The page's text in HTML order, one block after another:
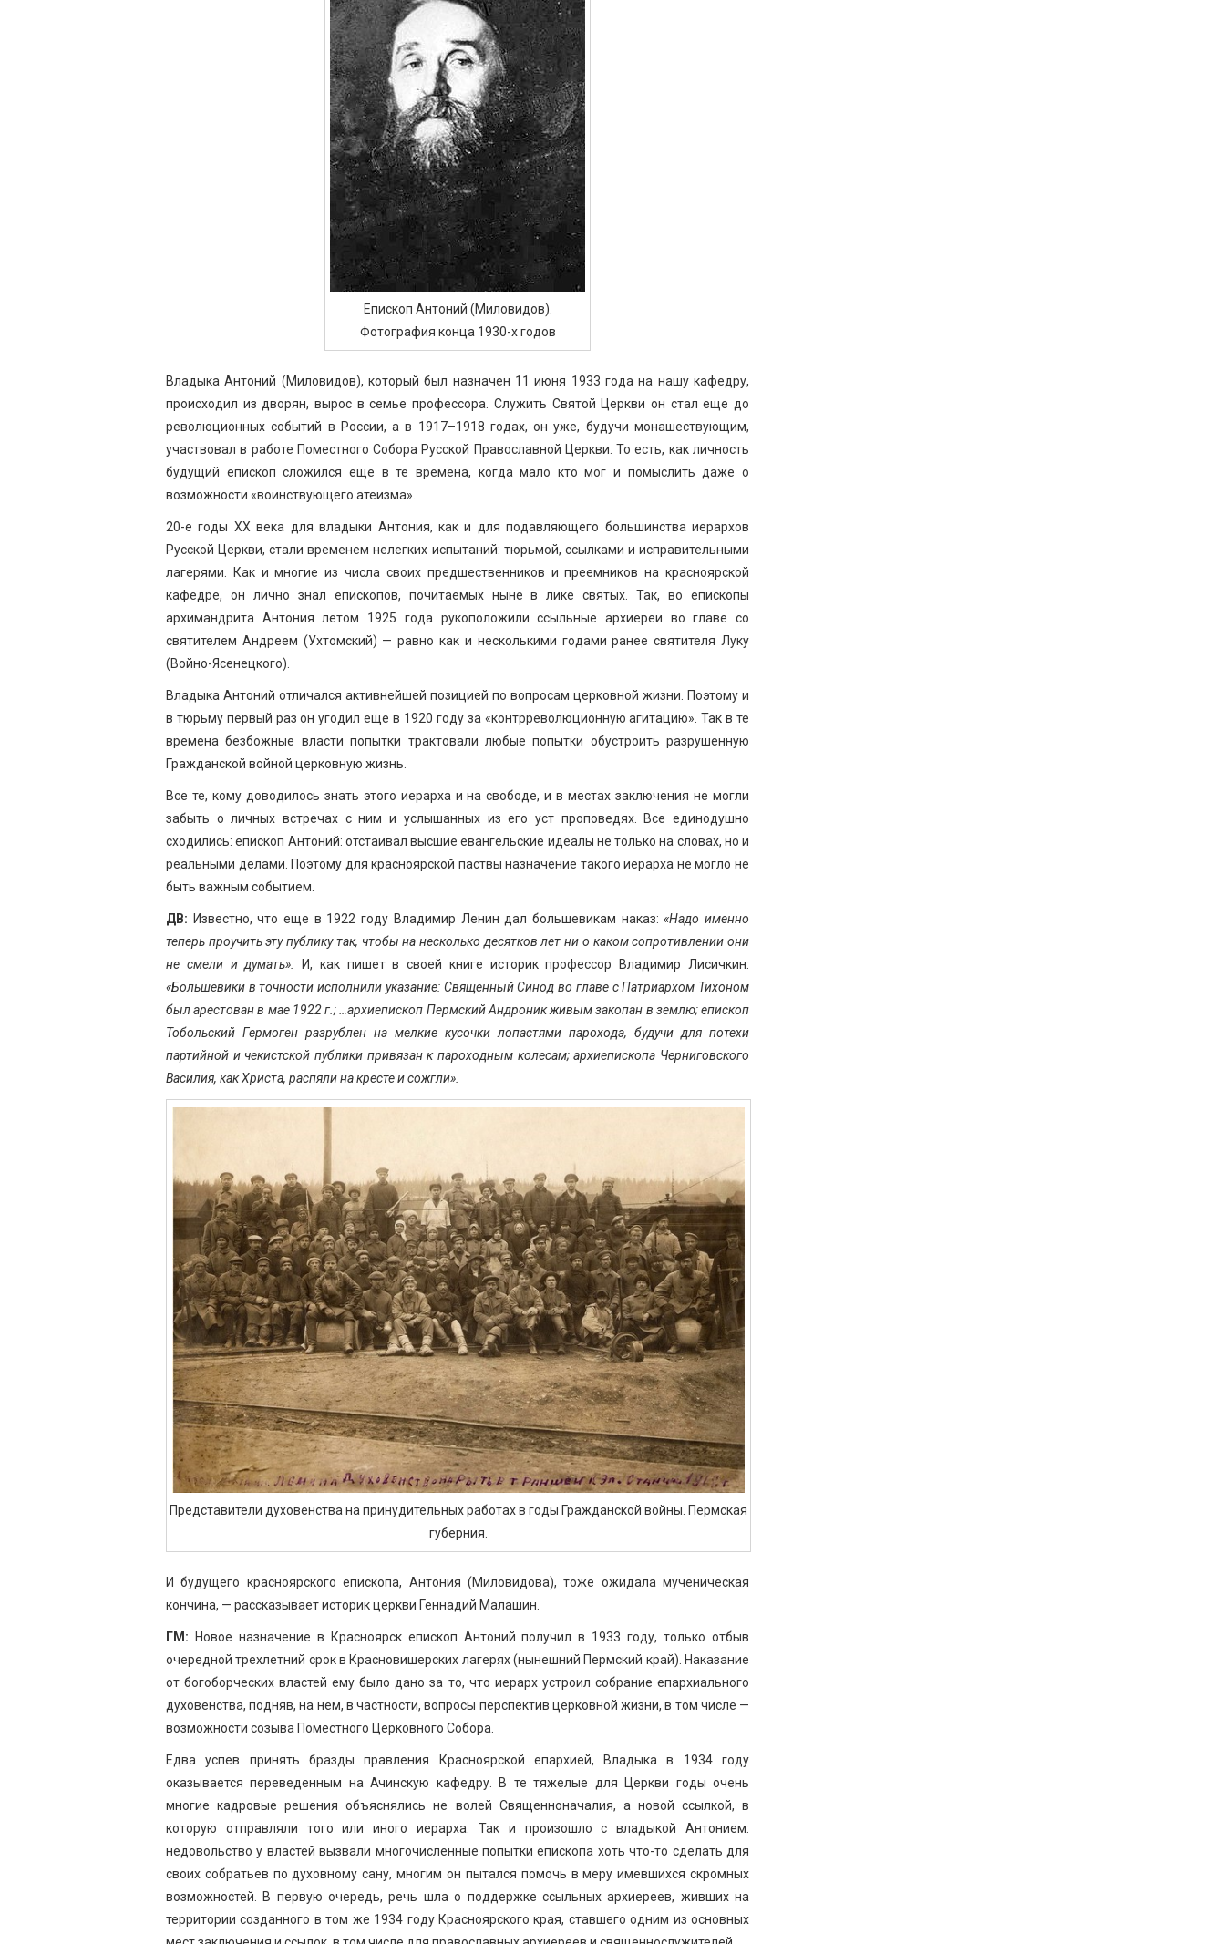
Епископ Антоний (Миловидов).
Фотография конца 1930-х годов
Владыка Антоний (Миловидов), который был назначен 11 июня 1933 года на нашу кафедру,
происходил из дворян, вырос в семье профессора. Служить Святой Церкви он стал еще до
революционных событий в России, а в 1917–1918 годах, он уже, будучи монашествующим,
участвовал в работе Поместного Собора Русской Православной Церкви. То есть, как личность
будущий епископ сложился еще в те времена, когда мало кто мог и помыслить даже о
возможности «воинствующего атеизма».
20-е годы ХХ века для владыки Антония, как и для подавляющего большинства иерархов
Русской Церкви, стали временем нелегких испытаний: тюрьмой, ссылками и исправительными
лагерями. Как и многие из числа своих предшественников и преемников на красноярской
кафедре, он лично знал епископов, почитаемых ныне в лике святых. Так, во епископы
архимандрита Антония летом 1925 года рукоположили ссыльные архиереи во главе со
святителем Андреем (Ухтомский) — равно как и несколькими годами ранее святителя Луку
(Войно-Ясенецкого).
Владыка Антоний отличался активнейшей позицией по вопросам церковной жизни. Поэтому и
в тюрьму первый раз он угодил еще в 1920 году за «контрреволюционную агитацию». Так в те
времена безбожные власти попытки трактовали любые попытки обустроить разрушенную
Гражданской войной церковную жизнь.
Все те, кому доводилось знать этого иерарха и на свободе, и в местах заключения не могли
забыть о личных встречах с ним и услышанных из его уст проповедях. Все единодушно
сходились: епископ Антоний: отстаивал высшие евангельские идеалы не только на словах, но и
реальными делами. Поэтому для красноярской паствы назначение такого иерарха не могло не
быть важным событием.
ДВ: Известно, что еще в 1922 году Владимир Ленин дал большевикам наказ:«Надо именно
теперь проучить эту публику так, чтобы на несколько десятков лет ни о каком сопротивлении они
не смели и думать».
И, как пишет в своей книге историк профессор Владимир Лисичкин:
«Большевики в точности исполнили указание: Священный Синод во главе с Патриархом Тихоном
был арестован в мае 1922 г.; …архиепископ Пермский Андроник живым закопан в землю;епископ
Тобольский Гермоген разрублен на мелкие кусочки лопастями парохода, будучи для потехи
партийной и чекистской публики привязан к пароходным колесам; архиепископа Черниговского
Василия, как Христа, распяли на кресте и сожгли».
Представители духовенства на принудительных работах в годы Гражданской войны. Пермская
губерния.
И будущего красноярского епископа, Антония (Миловидова), тоже ожидала мученическая
кончина, — рассказывает историк церкви Геннадий Малашин.
ГМ: Новое назначение в Красноярск епископ Антоний получил в 1933 году, только отбыв
очередной трехлетний срок в Красновишерских лагерях (нынешний Пермский край). Наказание
от богоборческих властей ему было дано за то, что иерарх устроил собрание епархиального
духовенства, подняв, на нем, в частности, вопросы перспектив церковной жизни, в том числе —
возможности созыва Поместного Церковного Собора.
Едва успев принять бразды правления Красноярской епархией, Владыка в 1934 году
оказывается переведенным на Ачинскую кафедру. В те тяжелые для Церкви годы очень
многие кадровые решения объяснялись не волей Священноначалия, а новой ссылкой, в
которую отправляли того или иного иерарха. Так и произошло с владыкой Антонием:
недовольство у властей вызвали многочисленные попытки епископа хоть что-то сделать для
своих собратьев по духовному сану, многим он пытался помочь в меру имевшихся скромных
возможностей. В первую очередь, речь шла о поддержке ссыльных архиереев, живших на
территории созданного в том же 1934 году Красноярского края, ставшего одним из основных